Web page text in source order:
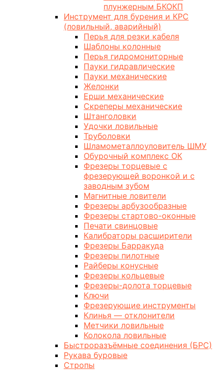
плунжерным БКОКП
Инструмент для бурения и КРС
(ловильный, аварийный)
Перья для резки кабеля
Шаблоны колонные
Перья гидромониторные
Пауки гидравлические
Пауки механические
Желонки
Ерши механические
Скреперы механические
Штанголовки
Удочки ловильные
Труболовки
Шламометаллоуловитель ШМУ
Обурочный комплекс ОК
Фрезеры торцевые с
фрезерующей воронкой и с
заводным зубом
Магнитные ловители
Фрезеры арбузообразные
Фрезеры стартово-оконные
Печати свинцовые
Калибраторы расширители
Фрезеры Барракуда
Фрезеры пилотные
Райберы конусные
Фрезеры кольцевые
Фрезеры-долота торцевые
Ключи
Фрезерующие инструменты
Клинья — отклонители
Метчики ловильные
Колокола ловильные
Быстроразъёмные соединения (БРС)
Рукава буровые
Стропы